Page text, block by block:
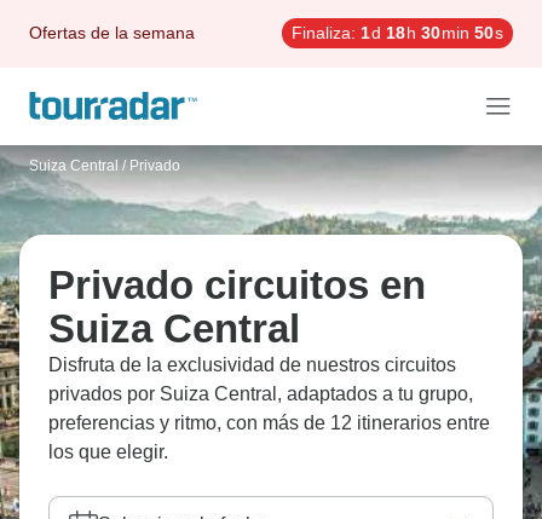
Ofertas de la semana Finaliza: 1d 18h 30min 49s
Suiza Central / Privado
Privado circuitos en
Suiza Central
Disfruta de la exclusividad de nuestros circuitos
privados por Suiza Central, adaptados a tu grupo,
preferencias y ritmo, con más de 12 itinerarios entre
los que elegir.